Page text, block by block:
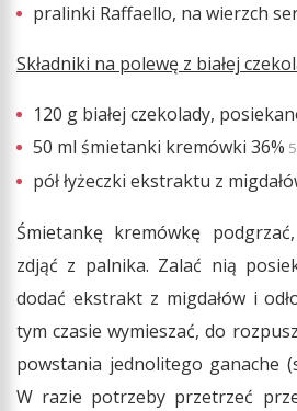
pralinki Raffaello, na wierzch
Składniki na polewę z białej
120 g białej czekolady,
50 ml śmietanki kremówki 36%
pół łyżeczki ekstraktu z
Śmietankę kremówkę
zdjąć z palnika. Zalać nią
dodać ekstrakt z migdałów i
tym czasie wymieszać, do
powstania jednolitego ganache
W razie potrzeby przetrzeć